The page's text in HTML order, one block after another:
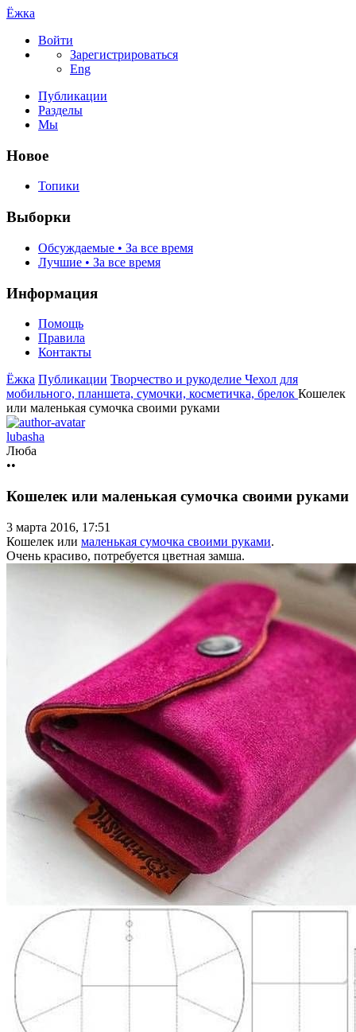
Ёжка
Войти
Зарегистрироваться
Eng
Публикации
Разделы
Мы
Новое
Топики
Выборки
Обсуждаемые • За все время
Лучшие • За все время
Информация
Помощь
Правила
Контакты
Ёжка Публикации Творчество и рукоделие Чехол для
мобильного, планшета, сумочки, косметичка, брелок Кошелек
или маленькая сумочка своими руками
lubasha
Люба
••
Кошелек или маленькая сумочка своими руками
3 марта 2016, 17:51
Кошелек или маленькая сумочка своими руками.
Очень красиво, потребуется цветная замша.